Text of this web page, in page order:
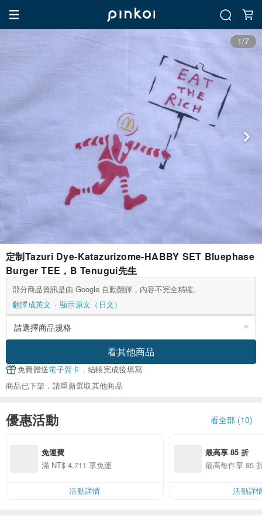
1/7
定制Tazuri Dye-Katazurizome-HABBY SET Bluephase
Burger TEE，B Tenugui先生
部分商品資訊是由 Google 自動翻譯，內容不完全精確。
翻譯成英文
顯示原文（日文）
看其他商品
免費贈送電子賀卡 ，結帳完成後填寫
商品已下架，請重新選取其他商品
優惠活動 看全部 (10)
免運費
滿 NT$ 4,711 享免運
活動詳情
最高享 85 折
最高每件享 85
活動詳